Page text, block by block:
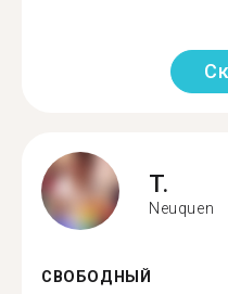
T.
Neuquen
СВОБОДНЫЙ